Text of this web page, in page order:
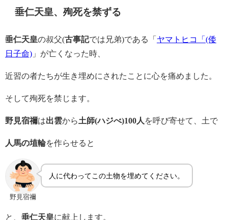
垂仁天皇、殉死を禁ずる
垂仁天皇の叔父(古事記では兄弟)である「 ヤマトヒコ「(倭
日子命) 」が亡くなった時、
近習の者たちが生き埋めにされたことに心を痛めました。
そして殉死を禁じます。
野見宿禰は出雲から土師(ハジべ)100人 を呼び寄せて、土で
人馬の埴輪を作らせると
野見宿禰
人に代わってこの土物を埋めてください。
と、 垂仁天皇に献上します。